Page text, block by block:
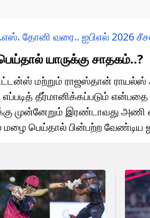
தோனி வரை.. ஐபிஎல் 2026
யாருக்கு சாதகம்..?
மற்றும் ராஜஸ்தான்
எப்படித் தீர்மானிக்கப்படும்
முன்னேறும் இரண்டாவது அணி
ல் மழை பெய்தால் பின்பற்ற